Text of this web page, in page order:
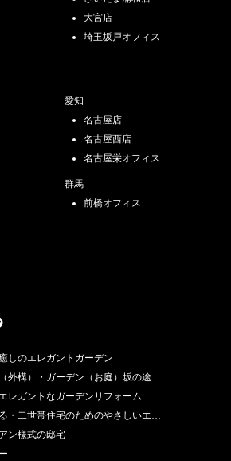
群馬
前橋オフィス
愛知
名古屋店
名古屋西店
名古屋栄オフィス
大宮店
埼玉坂戸オフィス
しのエレガントガーデン
外構）・ガーデン（お庭）坂の途…
レガントなガーデンリフォーム
・二世帯住宅のためのやさしいエ…
ン様式の邸宅